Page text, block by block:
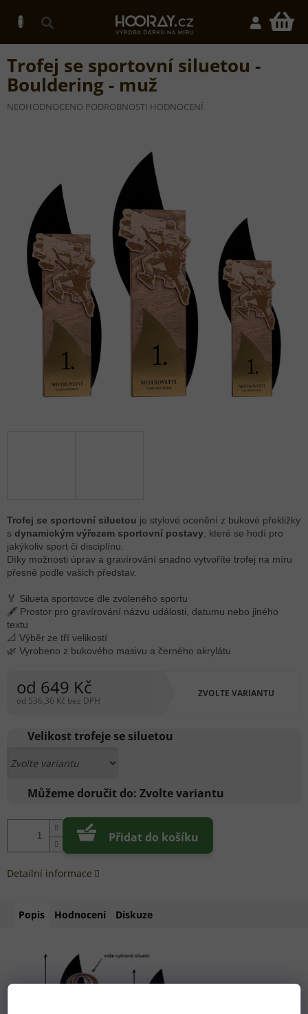
obsah
Trofej se sportovní siluetou -
Bouldering - muž
PRŮMĚRNÉ
HVĚZDIČEK.
NEOHODNOCENO PODROBNOSTI HODNOCENÍ
od 649 Kč
od 536,36 Kč bez DPH
cena:
ZVOLTE VARIANTU
Velikost trofeje se siluetou
Můžeme doručit do: Zvolte variantu
Přidat do košíku
Trofej se sportovní siluetou je stylové ocenění z bukové překližky
s dynamickým výřezem sportovní postavy, které se hodí pro
jakýkoliv sport či disciplínu.
Díky možnosti úprav a gravírování snadno vytvoříte trofej na míru
přesně podle vašich představ.
🏅 Silueta sportovce dle zvoleného sportu
🖋 Prostor pro gravírování názvu události, datumu nebo jiného
textu
📐 Výběr ze tří velikostí
🌿 Vyrobeno z bukového masivu a černého akrylátu
Detailní informace
Popis Hodnocení Diskuze